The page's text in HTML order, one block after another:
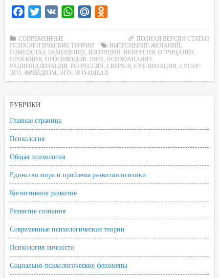
c
e
b
o
k
i
t
t
e
W
t
s
A
l
.
R
o
k
l
i
ПОЛНАЯ ВЕРСИЯ СТАТЬИ
СОВРЕМЕННЫЕ
ПСИХОЛОГИЧЕСКИЕ ТЕОРИИ
ВЫТЕСНЕНИЕ ЖЕЛАНИЙ
ГОМЕОСТАЗ ЗАМЕЩЕНИЕ ИЗОЛЯЦИЯ ИНВЕРСИЯ ОТРИЦАНИЕ
ПРОЕКЦИЯ
ПРОТИВОДЕЙСТВИЕ ПСИХОАНАЛИЗ
РАЦИОНАЛИЗАЦИЯ
РЕГРЕССИЯ СВЕРХ-Я СУБЛИМАЦИЯ
СУПЕР-
ЭГО ФРЕЙДИЗМ ЭГО ЭГО-ИДЕАЛ
РУБРИКИ
Главная страница
Психология
Общая психология
Единство мира и проблема развития психики
Когнитивное развитие
Развитие сознания
Современные психологические теории
Психология личности
Социально-психологические феномены